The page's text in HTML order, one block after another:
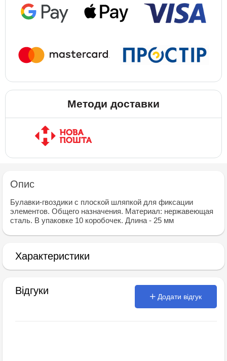
Методи доставки
Опис
Булавки-гвоздики с плоской шляпкой для фиксации
элементов. Общего назначения. Материал: нержавеющая
сталь. В упаковке 10 коробочек. Длина - 25 мм
Характеристики
Відгуки
Додати відгук